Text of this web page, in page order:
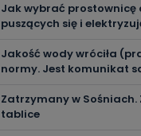
Jak wybrać prostownicę
puszących się i
Jakość wody wróciła
normy. Jest komunikat
Zatrzymany w Sośniach.
tablice